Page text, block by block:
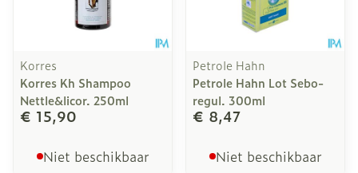
Korres
Korres Kh Shampoo
Nettle&licor. 250ml
€ 15,90
Niet beschikbaar
Petrole Hahn
Petrole Hahn Lot Sebo-
regul. 300ml
€ 8,47
Niet beschikbaar